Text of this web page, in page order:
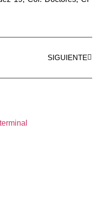
SIGUIENTE